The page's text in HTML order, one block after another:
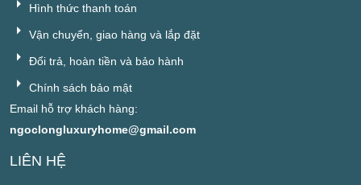
Hình thức thanh toán
Vận chuyển, giao hàng và lắp đặt
Đổi trả, hoàn tiền và bảo hành
Chính sách bảo mật
Email hỗ trợ khách hàng:
ngoclongluxuryhome@gmail.com
LIÊN HỆ